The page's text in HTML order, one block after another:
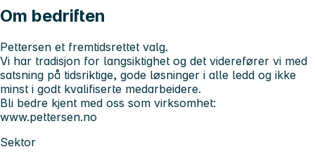
Om bedriften
Pettersen et fremtidsrettet valg.
Vi har tradisjon for langsiktighet og det viderefører vi med
satsning på tidsriktige, gode løsninger i alle ledd og ikke
minst i godt kvalifiserte medarbeidere.
Bli bedre kjent med oss som virksomhet:
www.pettersen.no
Sektor